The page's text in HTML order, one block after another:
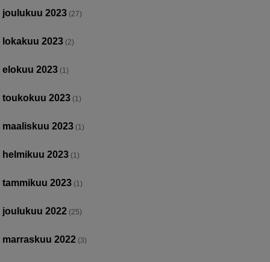
joulukuu 2023 (27)
lokakuu 2023 (2)
elokuu 2023 (1)
toukokuu 2023 (1)
maaliskuu 2023 (1)
helmikuu 2023 (1)
tammikuu 2023 (1)
joulukuu 2022 (25)
marraskuu 2022 (3)